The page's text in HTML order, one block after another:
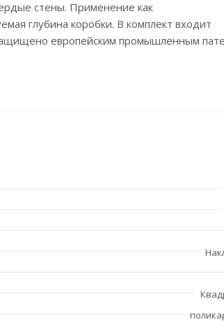
стены. Применение как
глубина коробки. В комплект входит
европейским промышленным